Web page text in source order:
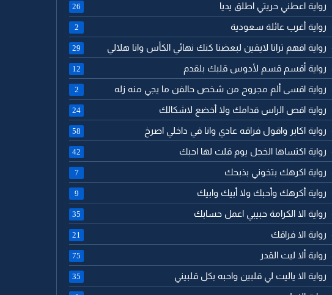
رواية اعطني حريتي اطلق يديا 26
رواية أغرب عائلة سعودية 2
رواية افهم ترانا لايقين لبعضنا كنك نهائي الكأس وانا هلالي 29
رواية أقسم قسم لأدوس قلبك بلقدم 12
رواية اقسى ألم مجروح من شخص حالفن ما يجي منه زله 2
رواية اقص الراس قدامك ولا أخضع لاشكالك 24
رواية اكابر واقول فراقه عادي وانا في داخلي اصرخ 58
رواية اكتساها الخجل يوم قلت لها احبك 42
رواية اكرهك بتخوني بذبحك 7
رواية أكرهك وأحبك ولا أبيك وابيك 9
رواية الا الكرامة حبيبي اعمل حسابك 35
رواية الا فراقك 21
رواية ألا ليت القدر 75
رواية الا ياليت لي قلبين واحبه بكل قلبيني 35